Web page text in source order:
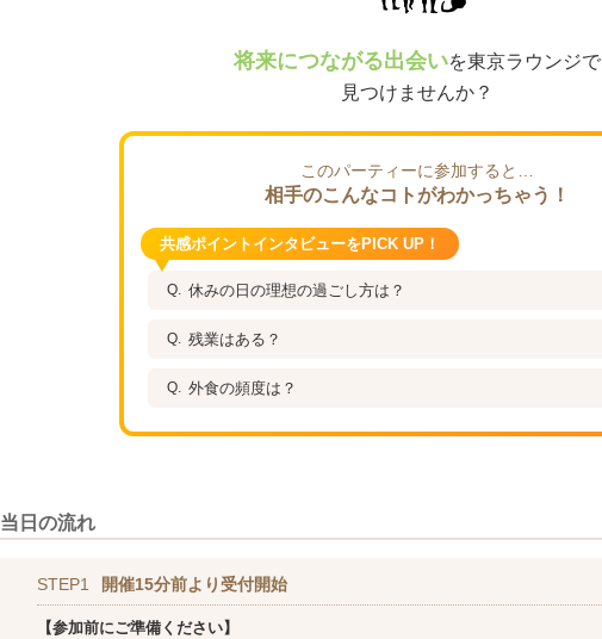
将来につながる出会いを東京ラウンジで
見つけませんか？
このパーティーに参加すると…
相手のこんなコトがわかっちゃう！
共感ポイントインタビューをPICK UP！
休みの日の理想の過ごし方は？
残業はある？
外食の頻度は？
当日の流れ
STEP1 開催15分前より受付開始
【参加前にご準備ください】